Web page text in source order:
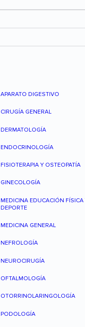
APARATO DIGESTIVO
CIRUGÍA GENERAL
DERMATOLOGÍA
ENDOCRINOLOGÍA
FISIOTERAPIA Y OSTEOPATÍA
GINECOLOGÍA
MEDICINA EDUCACIÓN FÍSICA
DEPORTE
MEDICINA GENERAL
NEFROLOGÍA
NEUROCIRUGÍA
OFTALMOLOGÍA
OTORRINOLARINGOLOGÍA
PODOLOGÍA